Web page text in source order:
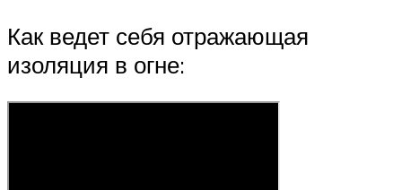
Как ведет себя отражающая
изоляция в огне: